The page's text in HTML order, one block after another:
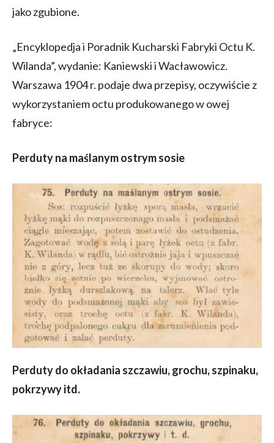
jako zgubione.
„Encyklopedja i Poradnik Kucharski Fabryki Octu K.
Wilanda”, wydanie: Kaniewski i Wacławowicz.
Warszawa 1904 r. podaje dwa przepisy, oczywiście z
wykorzystaniem octu produkowanego w owej
fabryce:
Perduty na maślanym ostrym sosie
Perduty do okładania szczawiu, grochu, szpinaku,
pokrzywy itd.